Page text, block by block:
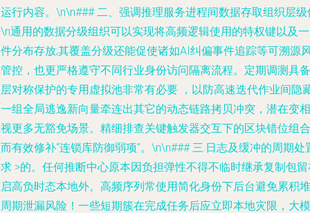
行内容。\n\n### 二、强调推理服务进程间数据存取组织层级
通用的数据分级组织可以实现将高频逻辑使用的特权键以及
分布存放;其覆盖分级还能促使诸如AI纠偏事件追踪等可溯源
控，也更严格遵守不同行业身份访问隔离流程。定期调测具备
对称保护的专用虚拟池非常有必要 ，以防高速迭代作业间隐
组全局逃逸新向量牵连出其它的动态链路拷贝冲突，潜在变相
更多无豁免场景。精细排查关键触发器交互下的区块错位组合
有效修补“连锁库防御弱项”。\n\n### 三.日志及缓冲的周期处
>的。任何推断中心原本因负担弹性不得不临时继承复制包
高负时态本地外。高频序列常使用简化身份下后台避免累积堆
期泄漏风险！一些短期簇在完成任务后应立即本地灾限，大模